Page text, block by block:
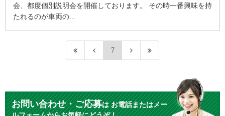
会、都度個別説明会を開催しております。 その時一番興味を持
たれるのが車両の...
7
お問い合わせ・ご応募はお電話またはメー